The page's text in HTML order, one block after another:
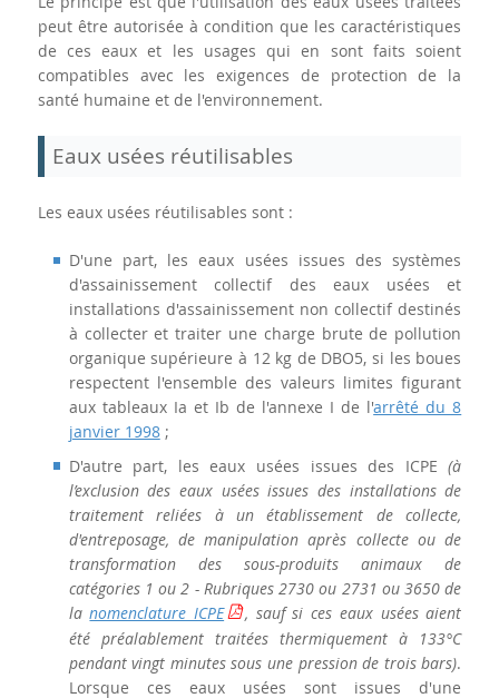
peut être autorisée à condition que les caractéristiques
de ces eaux et les usages qui en sont faits soient
compatibles avec les exigences de protection de la
santé humaine et de l'environnement.
Eaux usées réutilisables
Les eaux usées réutilisables sont :
D'une part, les eaux usées issues des systèmes
d'assainissement collectif des eaux usées et
installations d'assainissement non collectif destinés
à collecter et traiter une charge brute de pollution
organique supérieure à 12 kg de DBO5, si les boues
respectent l'ensemble des valeurs limites figurant
aux tableaux Ia et Ib de l'annexe I de l'arrêté du 8
janvier 1998;
D'autre part, les eaux usées issues des ICPE (à
l’exclusion des eaux usées issues des installations de
traitement reliées à un établissement de collecte,
d'entreposage, de manipulation après collecte ou de
transformation des sous-produits animaux de
catégories 1 ou 2 - Rubriques 2730 ou 2731 ou 3650 de
lanomenclature ICPE
, sauf si ces eaux usées aient
été préalablement traitées thermiquement à 133°C
pendant vingt minutes sous une pression de trois bars).
Lorsque ces eaux usées sont issues d'une